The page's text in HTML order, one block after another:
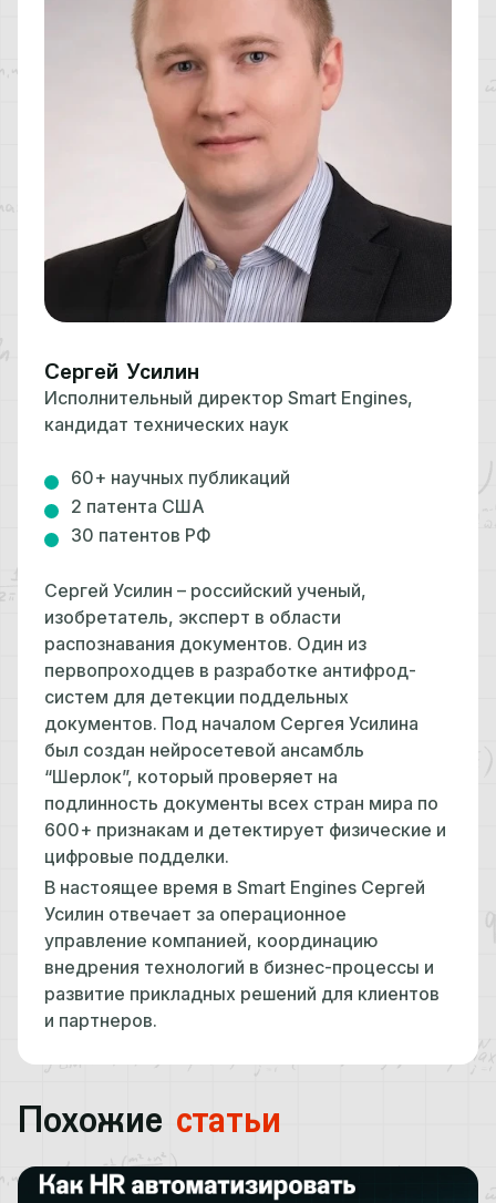
Сергей Усилин
Исполнительный директор Smart Engines,
кандидат технических наук
60+ научных публикаций
2 патента США
30 патентов РФ
Сергей Усилин – российский ученый,
изобретатель, эксперт в области
распознавания документов. Один из
первопроходцев в разработке антифрод-
систем для детекции поддельных
документов. Под началом Сергея Усилина
был создан нейросетевой ансамбль
“Шерлок”, который проверяет на
подлинность документы всех стран мира по
600+ признакам и детектирует физические и
цифровые подделки.
В настоящее время в Smart Engines Сергей
Усилин отвечает за операционное
управление компанией, координацию
внедрения технологий в бизнес-процессы и
развитие прикладных решений для клиентов
и партнеров.
Похожие статьи